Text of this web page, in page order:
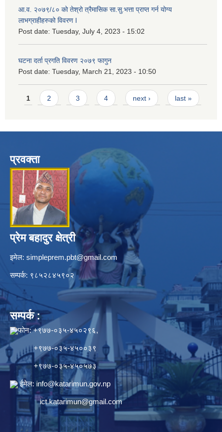
आ.व. २०७९/८० को तेश्रो त्रैमासिक सा.सु.भ‍त्ता प्राप्त गर्न योग्य
लाभग्राहीहरुको विवरण l
Post date: Tuesday, July 4, 2023 - 15:02
घटना दर्ता प्रगति विवरण २०७९ फागुन
Post date: Tuesday, March 21, 2023 - 10:50
Pages
1 2 3 4 next › last »
प्रवक्ता
प्रेम बहादुर क्षेत्री
इमेल: simpleprem.pbt@gmail.com
सम्पर्क: ९८५२८४५९०२
सम्पर्क :
फोन: +९७७-०३५-४५०२९६,
+९७७-०३५-४५००३९
+९७७-०३५-४५०५७३
ईमेल: info@katarimun.gov.np
ict.katarimun@gmail.com